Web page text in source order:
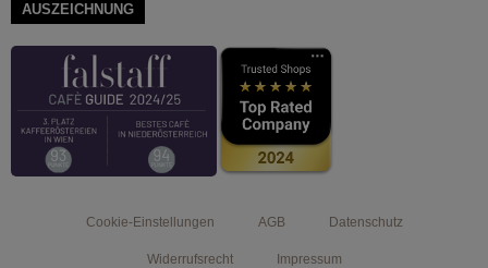
AUSZEICHNUNG
Cookie-Einstellungen AGB Datenschutz
Widerrufsrecht Impressum